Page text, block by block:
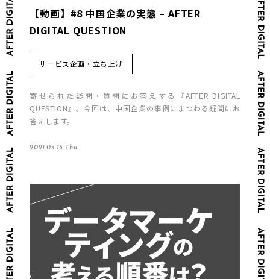
【動画】#8 中国企業の実態 – AFTER
DIGITAL QUESTION
サービス企画・立ち上げ
寄せられた疑問・質問にお答えする『AFTER DIGITAL
QUESTION』。今回は、中国企業の事例にまつわる疑問にお
答えします。
2021.04.15 Thu.